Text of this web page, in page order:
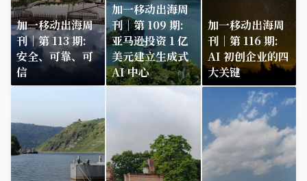
加一移动出海周
刊｜第 113 期:
安全、可靠、可
信
加一移动出海周
刊｜第 109 期:
亚马逊投资 1 亿
美元建立生成式
AI 中心
加一移动出海周
刊｜第 116 期:
AI 初创企业的四
大关键